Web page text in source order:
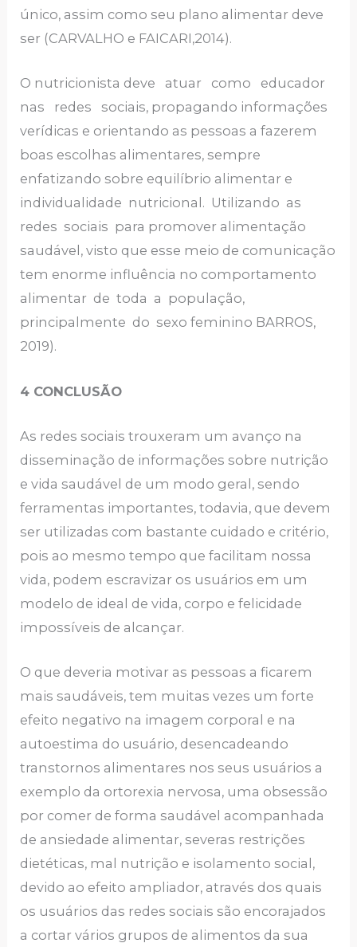
único, assim como seu plano alimentar deve
ser (CARVALHO e FAICARI,2014).
O nutricionista deve atuar como educador
nas redes sociais, propagando informações
verídicas e orientando as pessoas a fazerem
boas escolhas alimentares, sempre
enfatizando sobre equilíbrio alimentar e
individualidade nutricional. Utilizando as
redes sociais para promover alimentação
saudável, visto que esse meio de comunicação
tem enorme influência no comportamento
alimentar de toda a população,
principalmente do sexo feminino BARROS,
2019).
4 CONCLUSÃO
As redes sociais trouxeram um avanço na
disseminação de informações sobre nutrição
e vida saudável de um modo geral, sendo
ferramentas importantes, todavia, que devem
ser utilizadas com bastante cuidado e critério,
pois ao mesmo tempo que facilitam nossa
vida, podem escravizar os usuários em um
modelo de ideal de vida, corpo e felicidade
impossíveis de alcançar.
O que deveria motivar as pessoas a ficarem
mais saudáveis, tem muitas vezes um forte
efeito negativo na imagem corporal e na
autoestima do usuário, desencadeando
transtornos alimentares nos seus usuários a
exemplo da ortorexia nervosa, uma obsessão
por comer de forma saudável acompanhada
de ansiedade alimentar, severas restrições
dietéticas, mal nutrição e isolamento social,
devido ao efeito ampliador, através dos quais
os usuários das redes sociais são encorajados
a cortar vários grupos de alimentos da sua